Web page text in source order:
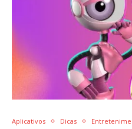
Aplicativos Dicas